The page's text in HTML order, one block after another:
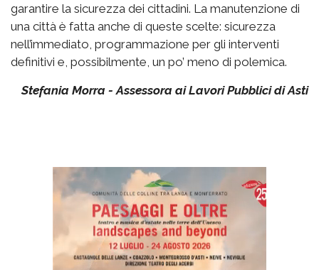
garantire la sicurezza dei cittadini. La manutenzione di
una città è fatta anche di queste scelte: sicurezza
nell’immediato, programmazione per gli interventi
definitivi e, possibilmente, un po’ meno di polemica.
Stefania Morra - Assessora ai Lavori Pubblici di Asti